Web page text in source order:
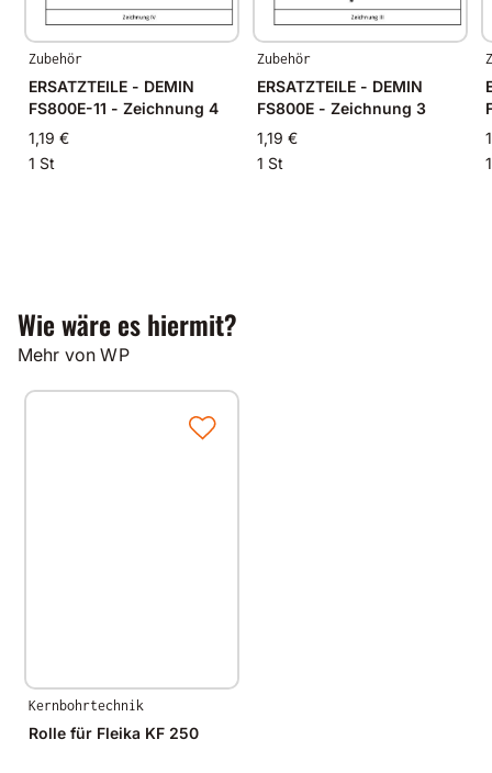
Zubehör
ERSATZTEILE - DEMIN
FS800E-11 - Zeichnung 4
1,19 €
1 St
Zubehör
ERSATZTEILE - DEMIN
FS800E - Zeichnung 3
1,19 €
1 St
Wie wäre es hiermit?
Mehr von WP
Kernbohrtechnik
Rolle für Fleika KF 250